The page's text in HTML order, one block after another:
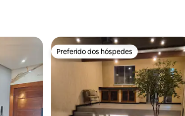
Preferido dos hóspedes
Preferido dos hóspedes